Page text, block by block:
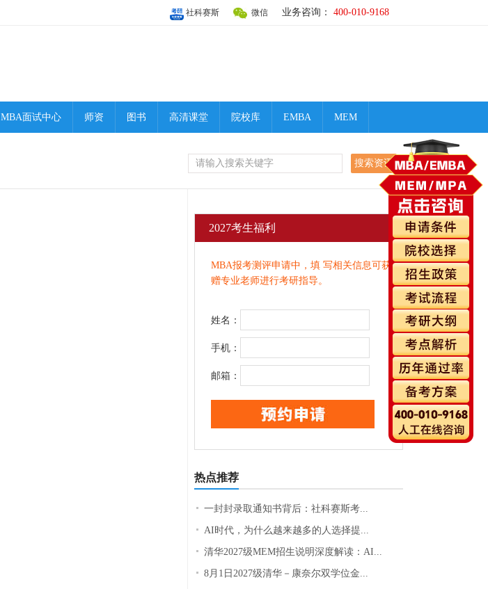
业务咨询： 400-010-9168
微信
社科赛斯
MBA面试中心 师资 图书 高清课堂 院校库 EMBA MEM
2027考生福利
MBA报考测评申请中，填 写相关信息可获
赠专业老师进行考研指导。
姓名：
手机：
邮箱：
热点推荐
一封封录取通知书背后：社科赛斯考...
AI时代，为什么越来越多的人选择提...
清华2027级MEM招生说明深度解读：AI...
8月1日2027级清华－康奈尔双学位金...